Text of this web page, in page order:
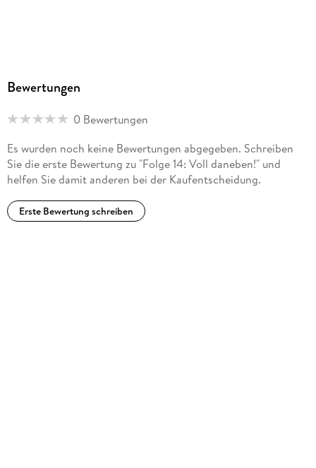
Bewertungen
0 Bewertungen
Es wurden noch keine Bewertungen abgegeben. Schreiben
Sie die erste Bewertung zu "Folge 14: Voll daneben!" und
helfen Sie damit anderen bei der Kaufentscheidung.
Erste Bewertung schreiben